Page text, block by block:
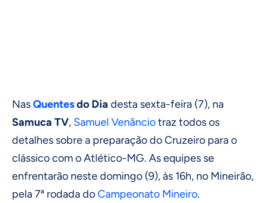
NasQuentesdo Dia desta sexta-feira (7), na
Samuca TV, Samuel Venânciotraz todos os
detalhes sobre a preparação do Cruzeiro para o
clássico com o Atlético-MG. As equipes se
enfrentarão neste domingo (9), às 16h, no Mineirão,
pela 7ª rodada doCampeonato Mineiro.